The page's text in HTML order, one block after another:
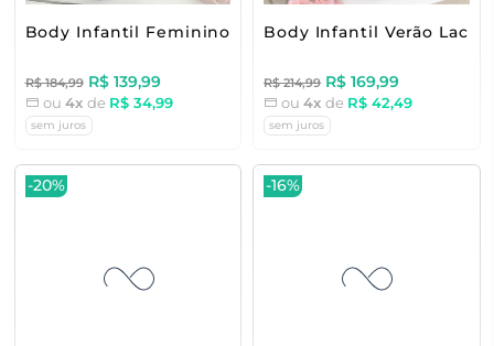
Body Infantil Feminino Florzinhas
R$ 184,99 R$ 139,99
ou 4x de R$ 34,99
sem juros
Body Infantil Verão
R$ 214,99 R$ 169,99
ou 4x de R$ 42,49
sem juros
-20% -16%